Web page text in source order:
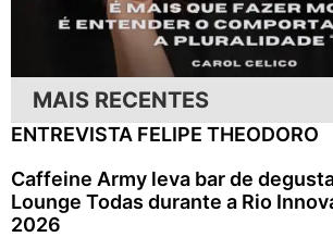
MAIS RECENTES
ENTREVISTA FELIPE THEODORO
Caffeine Army leva bar de
Lounge Todas durante a Rio
2026